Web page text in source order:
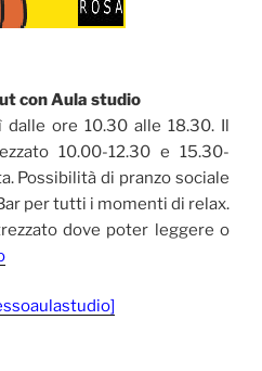
con Aula studio
ore 10.30 alle 18.30. Il
10.00-12.30 e 15.30-
Possibilità di pranzo sociale
per tutti i momenti di relax.
dove poter leggere o